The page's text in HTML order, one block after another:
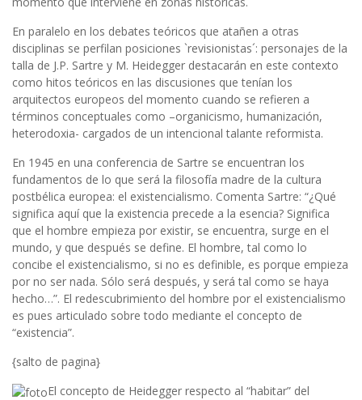
En paralelo en los debates teóricos que atañen a otras
disciplinas se perfilan posiciones `revisionistas´: personajes de la
talla de J.P. Sartre y M. Heidegger destacarán en este contexto
como hitos teóricos en las discusiones que tenían los
arquitectos europeos del momento cuando se refieren a
términos conceptuales como –organicismo, humanización,
heterodoxia- cargados de un intencional talante reformista.
En 1945 en una conferencia de Sartre se encuentran los
fundamentos de lo que será la filosofía madre de la cultura
postbélica europea: el existencialismo. Comenta Sartre: “¿Qué
significa aquí que la existencia precede a la esencia? Significa
que el hombre empieza por existir, se encuentra, surge en el
mundo, y que después se define. El hombre, tal como lo
concibe el existencialismo, si no es definible, es porque empieza
por no ser nada. Sólo será después, y será tal como se haya
hecho…”. El redescubrimiento del hombre por el existencialismo
es pues articulado sobre todo mediante el concepto de
“existencia”.
{salto de pagina}
El concepto de Heidegger respecto al “habitar” del